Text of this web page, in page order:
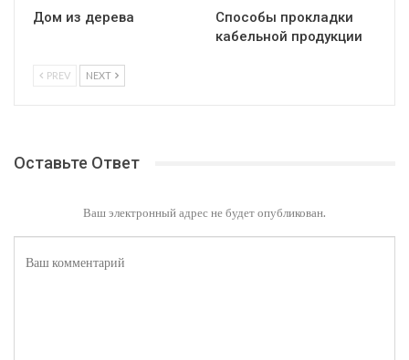
Дом из дерева
Способы прокладки
кабельной продукции
PREV NEXT
Оставьте Ответ
Ваш электронный адрес не будет опубликован.